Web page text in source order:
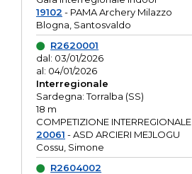
19102 - PAMA Archery Milazzo
Blogna, Santosvaldo
R2620001
dal: 03/01/2026
al: 04/01/2026
Interregionale
Sardegna: Torralba (SS)
18 m
COMPETIZIONE INTERREGIONALE
20061 - ASD ARCIERI MEJLOGU
Cossu, Simone
R2604002